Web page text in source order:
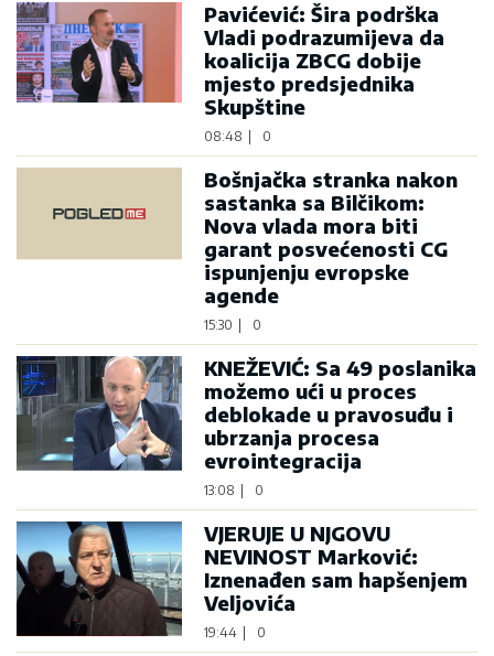
Pavićević: Šira podrška
Vladi podrazumijeva da
koalicija ZBCG dobije
mjesto predsjednika
Skupštine
08:48 0
Bošnjačka stranka nakon
sastanka sa Bilčikom:
Nova vlada mora biti
garant posvećenosti CG
ispunjenju evropske
agende
15:30 0
KNEŽEVIĆ: Sa 49 poslanika
možemo ući u proces
deblokade u pravosuđu i
ubrzanja procesa
evrointegracija
13:08 0
VJERUJE U NJGOVU
NEVINOST Marković:
Iznenađen sam hapšenjem
Veljovića
19:44 0